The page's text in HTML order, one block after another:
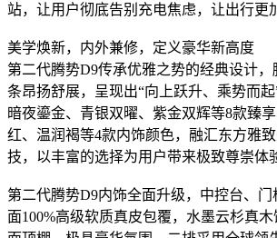
站，让用户彻底告别充电焦虑，让出行更
美学焕新，内外兼修，定义豪华新高度
第二代腾势D9传承优雅之势的经典设计
条昂扬舒展，呈现出“向上跃升、乘势而
暗夜鎏金、青银双曜、紫金双辉等8款臻
红、温润褐等4款内饰颜色，融汇东方雅
技，以丰富的选择为用户带来极致尊崇体
第二代腾势D9内饰全面升级，中控台、
面100%高级软质真皮包覆，水墨云杉真